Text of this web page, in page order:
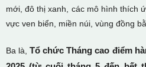
mới, đô thị xanh, các mô hình thích
vực ven biển, miền núi, vùng đồng
Ba là,Tổ chức Tháng cao điểm